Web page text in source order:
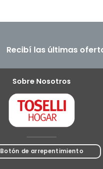
Recibí las últimas
Sobre Nosotros
Botón de arrepentimiento